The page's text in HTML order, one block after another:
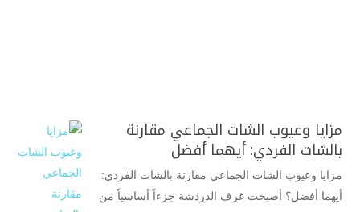
مزايا وعيوب الشات الجماعي مقارنة
بالشات الفردي: أيهما أفضل
مزايا وعيوب الشات الجماعي مقارنة بالشات الفردي:
أيهما أفضل؟ أصبحت غرف الدردشة جزءاً أساسياً من